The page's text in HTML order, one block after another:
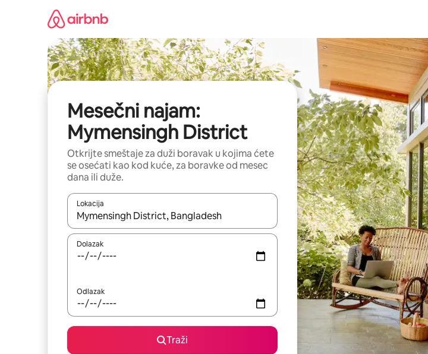
Mesečni najam:
Mymensingh District
Otkrijte smeštaje za duži boravak u kojima ćete
se osećati kao kod kuće, za boravke od mesec
dana ili duže.
Lokacija
Kad su rezultati dostupni, možete da se krećete kroz njih pomoću strelica nagore i nadole,
Dolazak
Odlazak
Traži